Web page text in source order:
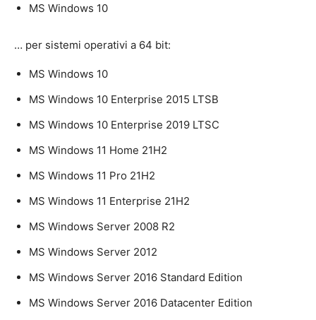
MS Windows 10
… per sistemi operativi a 64 bit:
MS Windows 10
MS Windows 10 Enterprise 2015 LTSB
MS Windows 10 Enterprise 2019 LTSC
MS Windows 11 Home 21H2
MS Windows 11 Pro 21H2
MS Windows 11 Enterprise 21H2
MS Windows Server 2008 R2
MS Windows Server 2012
MS Windows Server 2016 Standard Edition
MS Windows Server 2016 Datacenter Edition